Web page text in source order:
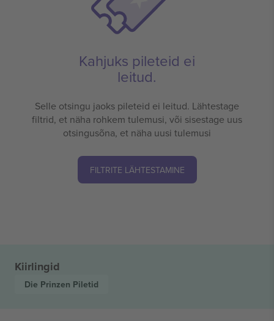
Kahjuks pileteid ei
leitud.
Selle otsingu jaoks pileteid ei leitud. Lähtestage
filtrid, et näha rohkem tulemusi, või sisestage uus
otsingusõna, et näha uusi tulemusi
FILTRITE LÄHTESTAMINE
Kiirlingid
Die Prinzen Piletid